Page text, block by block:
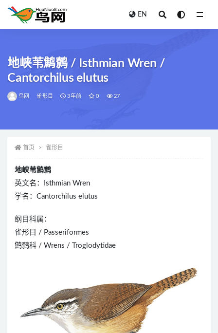
EN
地峡苇鹪鹩 / Isthmian Wren /
Cantorchilus elutus
鸟网 雀形目 3年前 0 27
首页 雀形目
地峡苇鹪鹩
英文名：Isthmian Wren
学名：Cantorchilus elutus
纲目科属：
雀形目 / Passeriformes
鹪鹩科 / Wrens / Troglodytidae